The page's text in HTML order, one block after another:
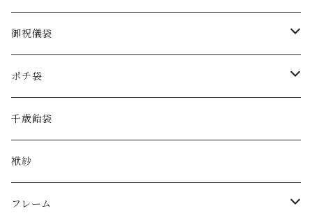
御祝儀袋
花の御祝儀袋
手染め水引
和紙
handkerchief
ポチ袋
お正月
花のポチ袋
アルコールインクアート
千歳飴袋
袱紗
フレーム